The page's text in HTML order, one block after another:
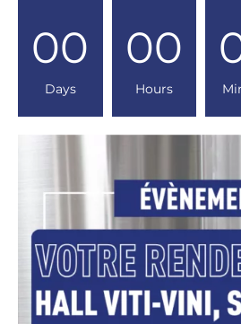
00
Days
00
Hours